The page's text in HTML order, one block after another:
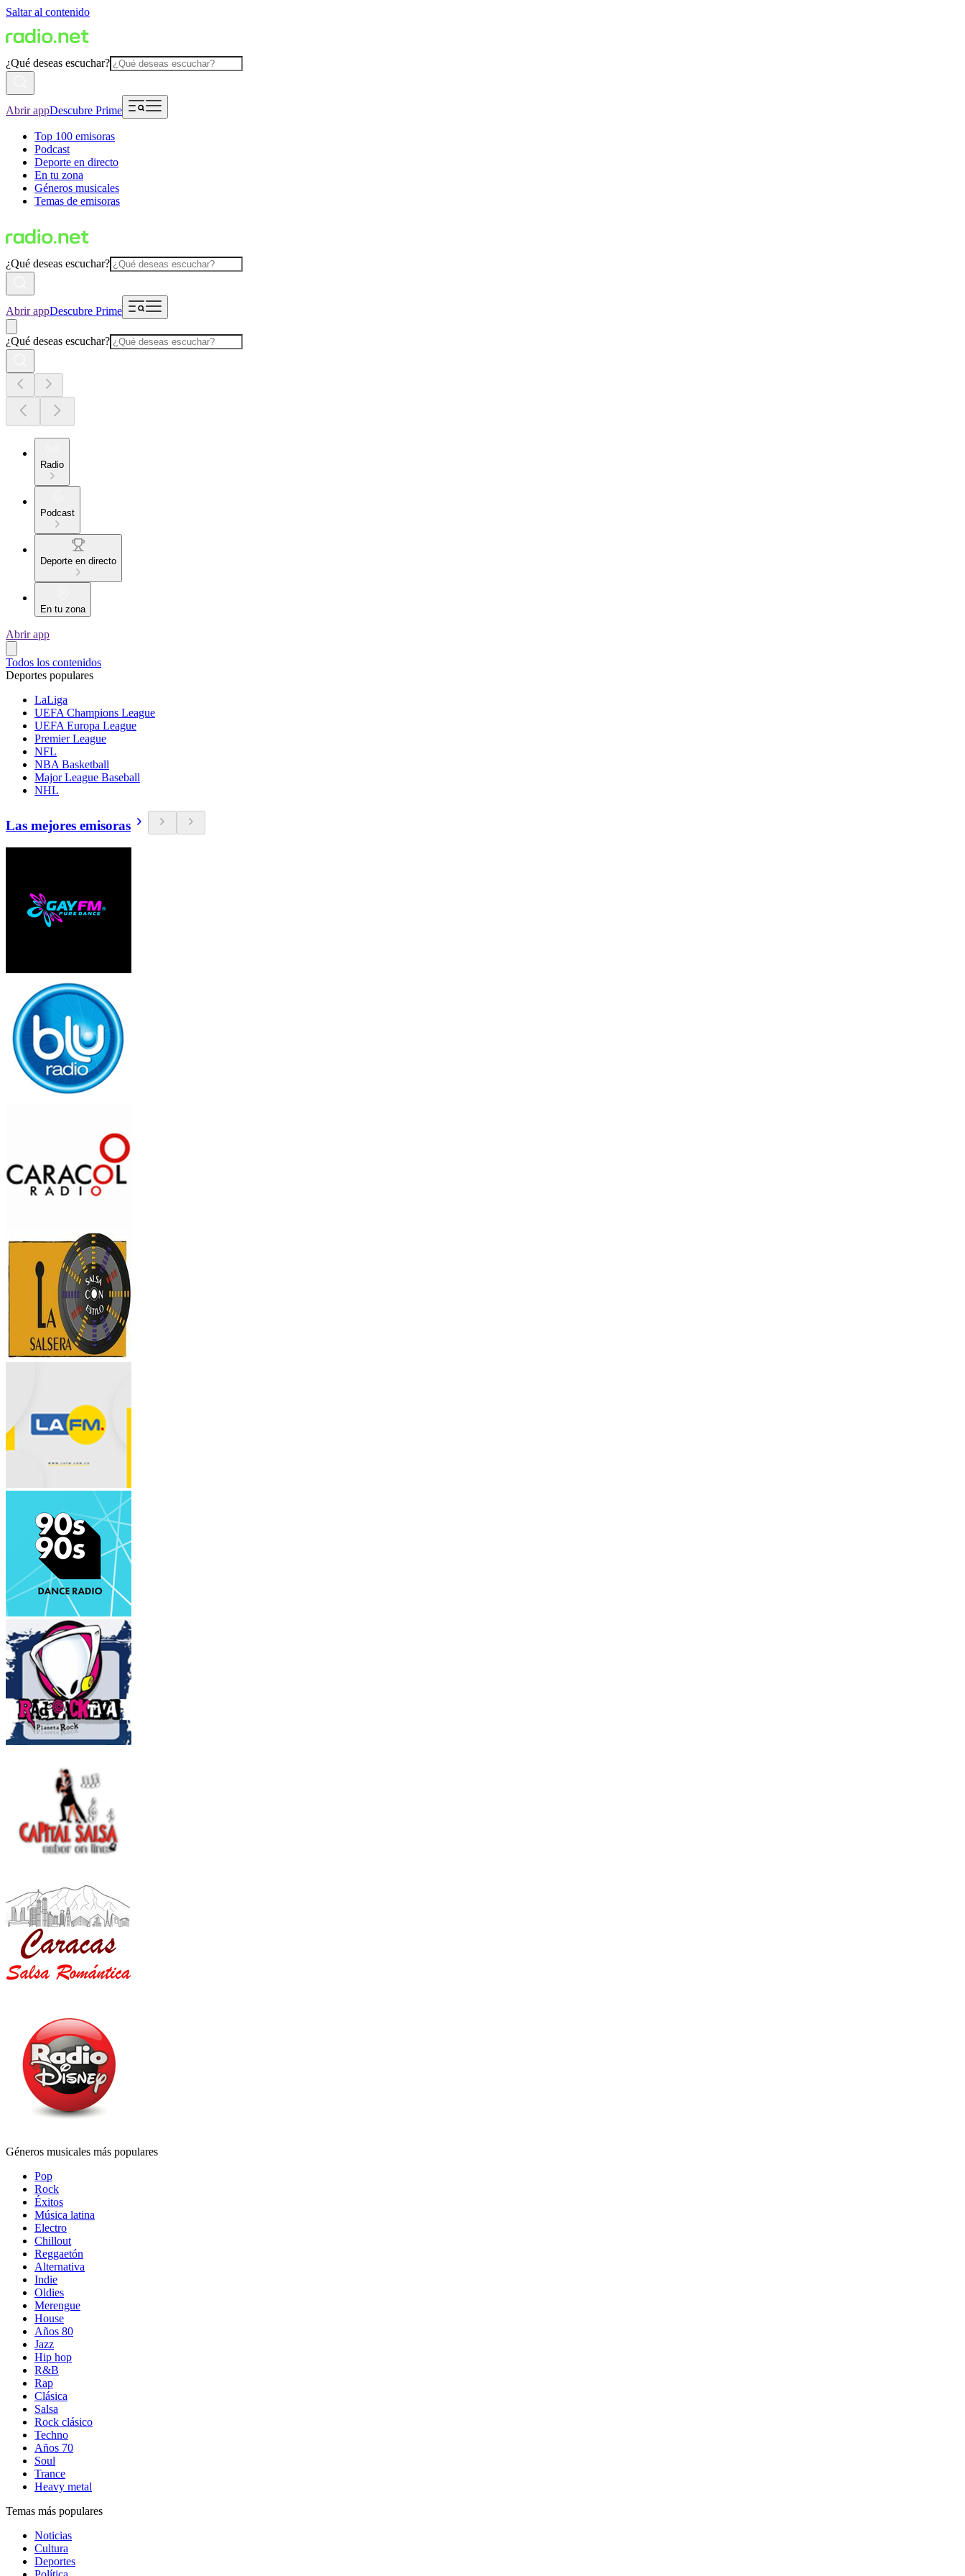
Saltar al contenido
¿Qué deseas escuchar?
Abrir appDescubre Prime
Top 100 emisoras
Podcast
Deporte en directo
En tu zona
Géneros musicales
Temas de emisoras
¿Qué deseas escuchar?
Abrir appDescubre Prime
¿Qué deseas escuchar?
Radio
Podcast
Deporte en directo
En tu zona
Abrir app
Todos los contenidos
Deportes populares
LaLiga
UEFA Champions League
UEFA Europa League
Premier League
NFL
NBA Basketball
Major League Baseball
NHL
Las mejores emisoras
Géneros musicales más populares
Pop
Rock
Éxitos
Música latina
Electro
Chillout
Reggaetón
Alternativa
Indie
Oldies
Merengue
House
Años 80
Jazz
Hip hop
R&B
Rap
Clásica
Salsa
Rock clásico
Techno
Años 70
Soul
Trance
Heavy metal
Temas más populares
Noticias
Cultura
Deportes